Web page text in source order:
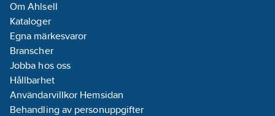
Om Ahlsell
Kataloger
Egna märkesvaror
Branscher
Jobba hos oss
Hållbarhet
Användarvillkor Hemsidan
Behandling av personuppgifter